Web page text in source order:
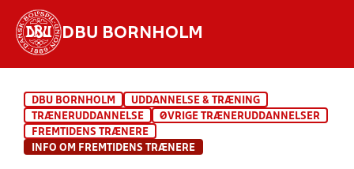
DBU BORNHOLM
INDHOLD OG NYHEDER
STILLINGER, RESULTATER, KLUBBER OG
DBU BORNHOLM
UDDANNELSE & TRÆNING
TRÆNERUDDANNELSE
ØVRIGE TRÆNERUDDANNELSER
FREMTIDENS TRÆNERE
INFO OM FREMTIDENS TRÆNERE